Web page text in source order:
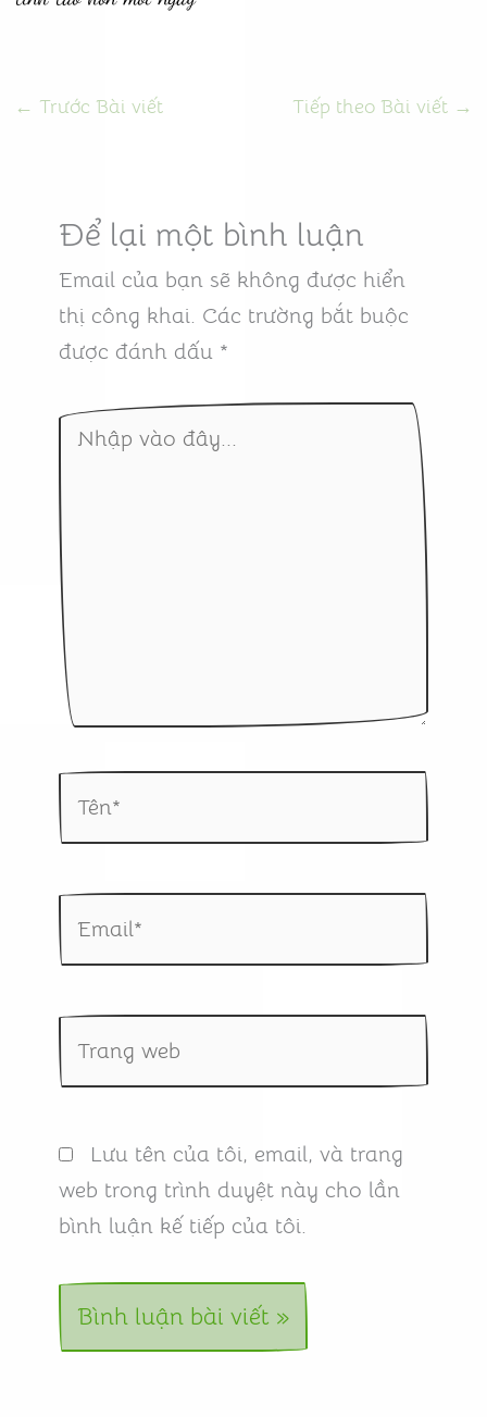
← Trước Bài viết Tiếp theo Bài viết →
Để lại một bình luận
Email của bạn sẽ không được hiển
thị công khai. Các trường bắt buộc
được đánh dấu *
Nhập
đây...
Trang
web
Lưu tên của tôi, email, và trang
web trong trình duyệt này cho lần
bình luận kế tiếp của tôi.